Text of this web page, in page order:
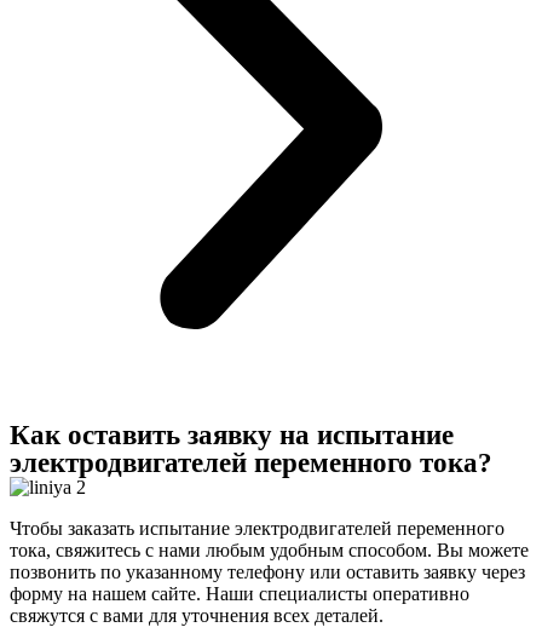
Как оставить заявку на испытание
электродвигателей переменного тока?
Чтобы заказать испытание электродвигателей переменного
тока, свяжитесь с нами любым удобным способом. Вы можете
позвонить по указанному телефону или оставить заявку через
форму на нашем сайте. Наши специалисты оперативно
свяжутся с вами для уточнения всех деталей.